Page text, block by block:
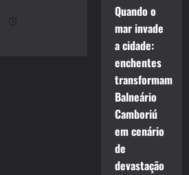
Quando o
mar invade
a cidade:
enchentes
transformam
Balneário
Camboriú
em cenário
de
devastação